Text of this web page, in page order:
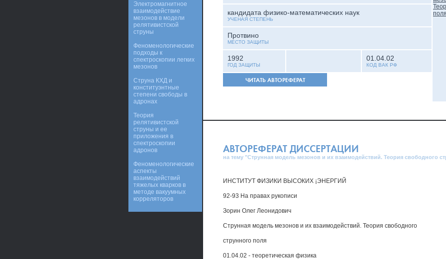
кандидата физико-математических наук
УЧЕНАЯ СТЕПЕНЬ
Протвино
МЕСТО ЗАЩИТЫ
1992
ГОД ЗАЩИТЫ
01.04.02
КОД ВАК РФ
ЧИТАТЬ АВТОРЕФЕРАТ
АВТОРЕФЕРАТ ДИССЕРТАЦИИ
на тему "Струнная модель мезонов и их взаимодействий. Теория свободного
ИНСТИТУТ ФИЗИКИ ВЫСОКИХ ¡ЭНЕРГИЙ
92-93 На правах рукописи
Зорин Олег Леонидович
Струнная модель мезонов и их взаимодействий. Теория свободного
струнного поля
01.04.02 - теоретическая физика
Электромагнитное
взаимодействие
мезонов в модели
релятивистской
струны
Феноменологические
подходы к
спектроскопии легких
мезонов
Струна КХД и
конституэнтные
степени свободы в
адронах
Теория
релятивистской
струны и ее
приложения в
спектроскопии
адронов
Феноменологические
аспекты
взаимодействий
тяжелых кварков в
методе вакуумных
корреляторов